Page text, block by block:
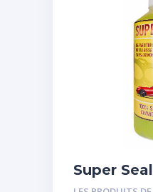
Super Seal